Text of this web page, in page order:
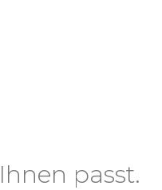
passt.